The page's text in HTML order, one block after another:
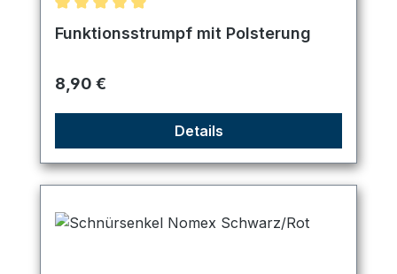
Durchschnittliche Bewertung von 5 von 5 Sternen
Funktionsstrumpf mit Polsterung
Regulärer Preis:
8,90 €
Details